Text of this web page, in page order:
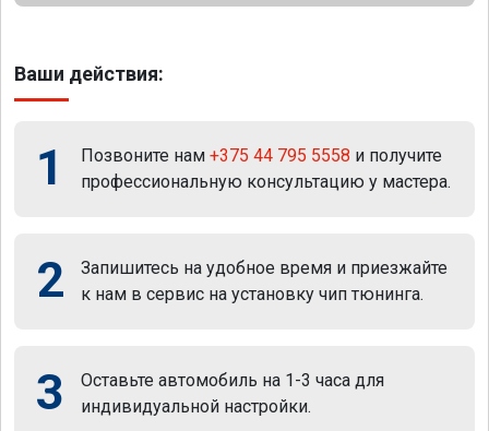
Ваши действия:
1 Позвоните нам +375 44 795 5558 и получите
профессиональную консультацию у мастера.
2
Запишитесь на удобное время и приезжайте
к нам в сервис на установку чип тюнинга.
3
Оставьте автомобиль на 1-3 часа для
индивидуальной настройки.